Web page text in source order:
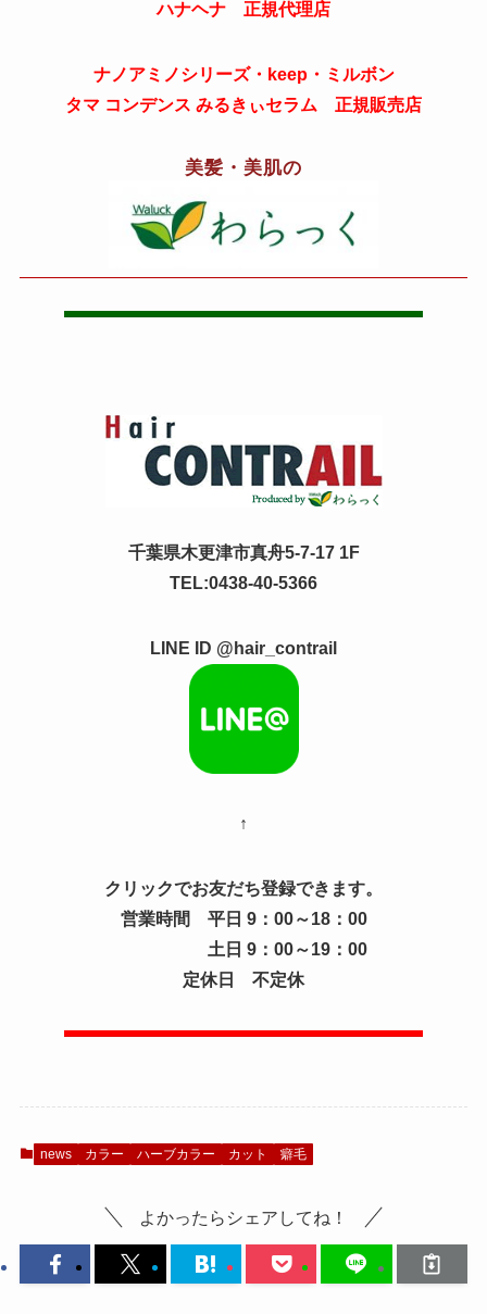
ハナヘナ 正規代理店
ナノアミノシリーズ・keep・ミルボン
タマ コンデンス みるきぃセラム 正規販売店
美髪・美肌の
千葉県木更津市真舟5-7-17 1F
TEL:0438-40-5366
LINE ID @hair_contrail
↑
クリックでお友だち登録できます。
営業時間 平日 9：00～18：00
土日 9：00～19：00
定休日 不定休
news カラー ハーブカラー カット 癖毛
よかったらシェアしてね！